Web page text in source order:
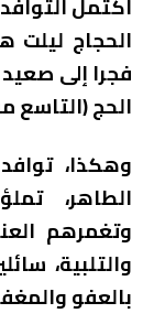
اكتمل
الحجاج
فجرا إلى
الحج (التاسع
وهكذا،
الطاهر،
وتغمرهم
والتلبية،
بالعفو